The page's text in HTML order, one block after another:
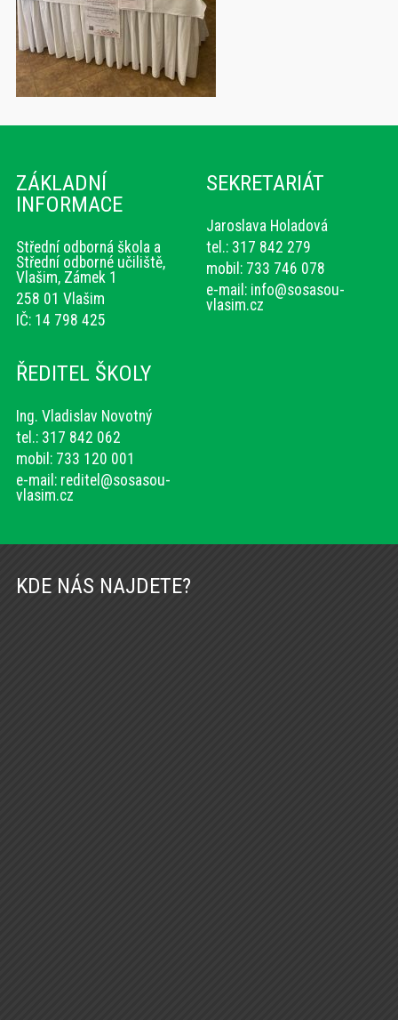
ZÁKLADNÍ
INFORMACE
Střední odborná škola a
Střední odborné učiliště,
Vlašim, Zámek 1
258 01 Vlašim
IČ: 14 798 425
SEKRETARIÁT
Jaroslava Holadová
tel.: 317 842 279
mobil: 733 746 078
e-mail: info@sosasou-
vlasim.cz
ŘEDITEL ŠKOLY
Ing. Vladislav Novotný
tel.: 317 842 062
mobil: 733 120 001
e-mail: reditel@sosasou-
vlasim.cz
KDE NÁS NAJDETE?